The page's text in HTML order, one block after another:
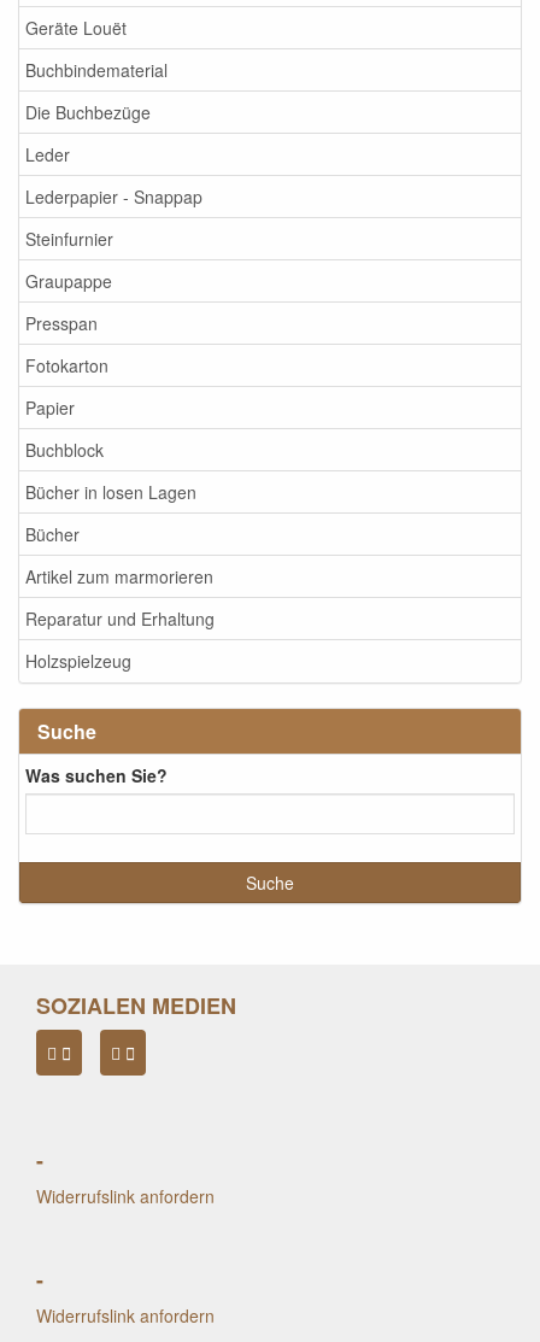
Geräte Louët
Buchbindematerial
Die Buchbezüge
Leder
Lederpapier - Snappap
Steinfurnier
Graupappe
Presspan
Fotokarton
Papier
Buchblock
Bücher in losen Lagen
Bücher
Artikel zum marmorieren
Reparatur und Erhaltung
Holzspielzeug
Suche
Was suchen Sie?
SOZIALEN MEDIEN
-
Widerrufslink anfordern
-
Widerrufslink anfordern